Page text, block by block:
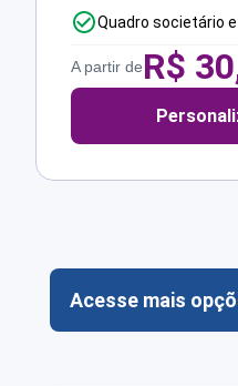
Quadro societário
A partir deR$
Acesse mais